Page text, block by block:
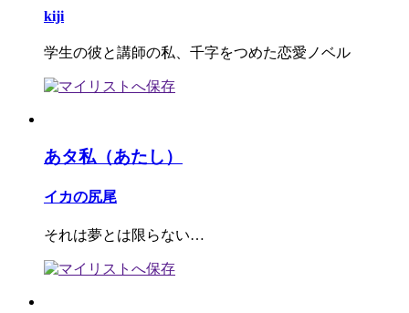
kiji
学生の彼と講師の私、千字をつめた恋愛ノベル
あタ私（あたし）
イカの尻尾
それは夢とは限らない…